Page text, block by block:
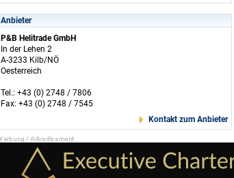
Anbieter
P&B Helitrade GmbH
In der Lehen 2
A-3233 Kilb/NÖ
Oesterreich
Tel.: +43 (0) 2748 / 7806
Fax: +43 (0) 2748 / 7545
Kontakt zum Anbieter